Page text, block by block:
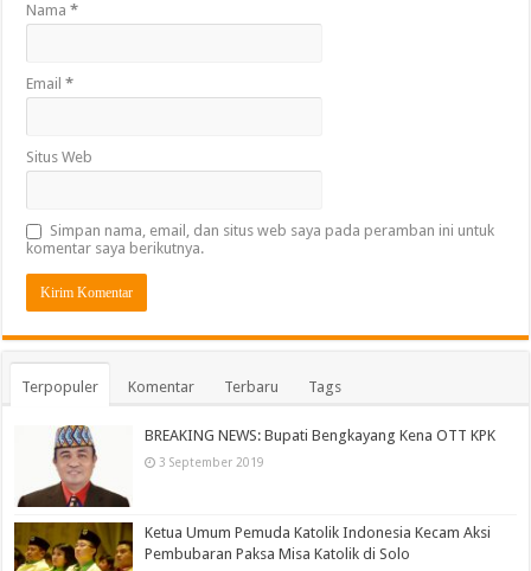
Nama*
Email*
Situs Web
Simpan nama, email, dan situs web saya pada peramban ini untuk
komentar saya berikutnya.
Terpopuler Komentar Terbaru Tags
BREAKING NEWS: Bupati Bengkayang Kena OTT KPK
3 September 2019
Ketua Umum Pemuda Katolik Indonesia Kecam Aksi
Pembubaran Paksa Misa Katolik di Solo